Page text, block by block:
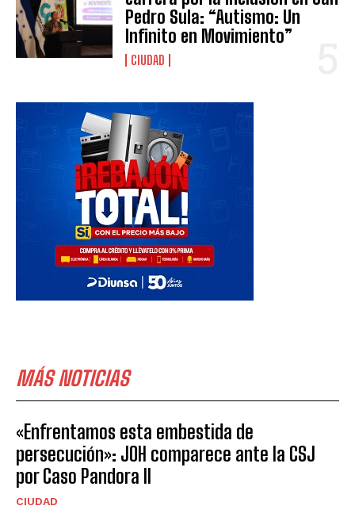
Pedro Sula: “Autismo: Un
Infinito en Movimiento”
CIUDAD
MÁS NOTICIAS
«Enfrentamos esta embestida de
persecución»: JOH comparece ante la CSJ
por Caso Pandora II
CIUDAD